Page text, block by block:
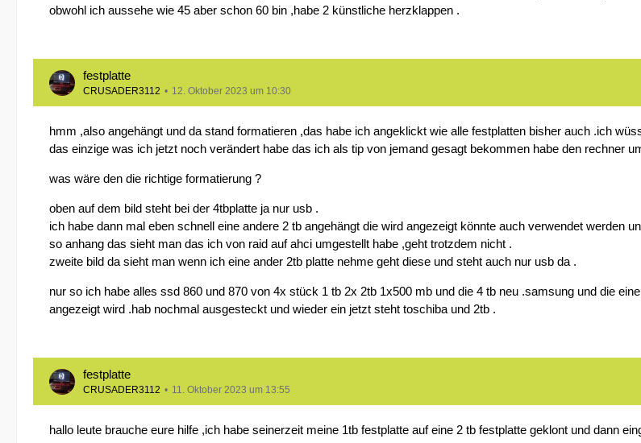
obwohl ich aussehe wie 45 aber schon 60 bin ,habe 2 künstliche herzklappen .
festplatte
CRUSADER3112 12. Oktober 2023 um 10:30
hmm ,also angehängt und da stand formatieren ,das habe ich angeklickt wie alle festplatten bisher auch .ich
das einzige was ich jetzt noch verändert habe das ich als tip von jemand gesagt bekommen habe den rechner
was wäre den die richtige formatierung ?
oben auf dem bild steht bei der 4tbplatte ja nur usb .
ich habe dann mal eben schnell eine andere 2 tb angehängt die wird angezeigt könnte auch verwendet werden
so anhang das sieht man das ich von raid auf ahci umgestellt habe ,geht trotzdem nicht .
zweite bild da sieht man wenn ich eine ander 2tb platte nehme geht diese und steht auch nur usb da .
nur so ich habe alles ssd 860 und 870 von 4x stück 1 tb 2x 2tb 1x500 mb und die 4 tb neu .samsung und die
angezeigt wird .hab nochmal ausgesteckt und wieder ein jetzt steht toschiba und 2tb .
festplatte
CRUSADER3112 11. Oktober 2023 um 13:55
hallo leute brauche eure hilfe ,ich habe seinerzeit meine 1tb festplatte auf eine 2 tb festplatte geklont und dann